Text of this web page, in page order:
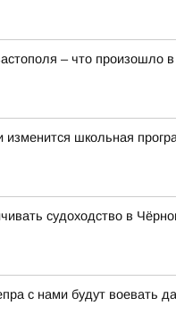
– что произошло в
изменится школьная
судоходство в
с нами будут воевать